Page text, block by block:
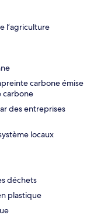
l’agriculture
carbone émise
carbone
des entreprises
locaux
déchets
plastique